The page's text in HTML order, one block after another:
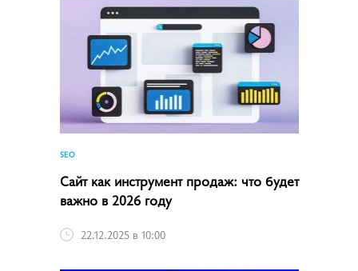
SEO
Сайт как инструмент продаж: что будет
важно в 2026 году
22.12.2025 в 10:00